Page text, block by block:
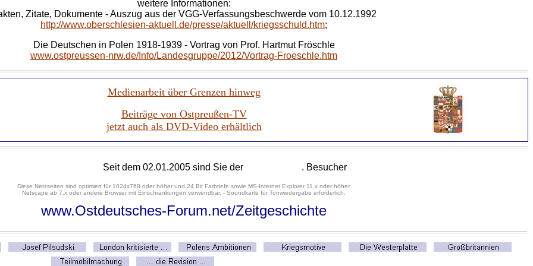
weitere Informationen:
Zitate, Dokumente - Auszug aus der VGG-Verfassungsbeschwerde vom 10.12.1992
http://www.oberschlesien-aktuell.de/presse/aktuell/kriegsschuld.htm;
Die Deutschen in Polen 1918-1939 - Vortrag von Prof. Hartmut Fröschle
www.ostpreussen-nrw.de/Info/Landesgruppe/2012/Vortrag-Froeschle.htm
Medienarbeit über Grenzen hinweg
Beiträge von Ostpreußen-TV
jetzt auch als DVD-Video erhältlich
Seit dem 02.01.2005 sind Sie der . Besucher
Diese Netzseiten sind optimiert für 1024x768 oder höher und 24 Bit Farbtiefe sowie MS-Internet Explorer 11.x oder höher.
Netscape ab 7.x oder andere Browser mit Einschränkungen verwendbar. - Soundkarte für Tonwiedergabe erforderlich.
www.Ostdeutsches-Forum.net/Zeitgeschichte